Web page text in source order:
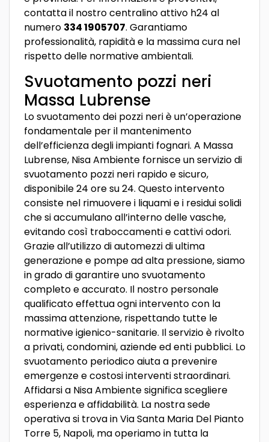
contatta il nostro centralino attivo h24 al
numero 334 1905707. Garantiamo
professionalità, rapidità e la massima cura nel
rispetto delle normative ambientali.
Svuotamento pozzi neri
Massa Lubrense
Lo svuotamento dei pozzi neri è un’operazione
fondamentale per il mantenimento
dell’efficienza degli impianti fognari. A Massa
Lubrense, Nisa Ambiente fornisce un servizio di
svuotamento pozzi neri rapido e sicuro,
disponibile 24 ore su 24. Questo intervento
consiste nel rimuovere i liquami e i residui solidi
che si accumulano all’interno delle vasche,
evitando così traboccamenti e cattivi odori.
Grazie all’utilizzo di automezzi di ultima
generazione e pompe ad alta pressione, siamo
in grado di garantire uno svuotamento
completo e accurato. Il nostro personale
qualificato effettua ogni intervento con la
massima attenzione, rispettando tutte le
normative igienico-sanitarie. Il servizio è rivolto
a privati, condomini, aziende ed enti pubblici. Lo
svuotamento periodico aiuta a prevenire
emergenze e costosi interventi straordinari.
Affidarsi a Nisa Ambiente significa scegliere
esperienza e affidabilità. La nostra sede
operativa si trova in Via Santa Maria Del Pianto
Torre 5, Napoli, ma operiamo in tutta la